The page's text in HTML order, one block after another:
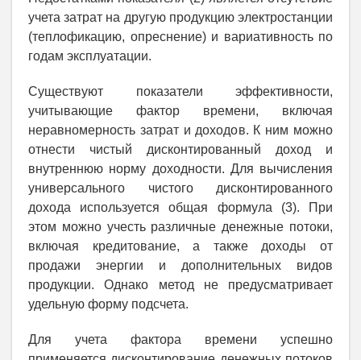
учета затрат на другую продукцию электростанции
(теплофикацию, опреснение) и вариативность по
годам эксплуатации.
Существуют показатели эффективности,
учитывающие фактор времени, включая
неравномерность затрат и доходов. К ним можно
отнести чистый дисконтированный доход и
внутреннюю норму доходности. Для вычисления
универсального чистого дисконтированного
дохода используется общая формула (3). При
этом можно учесть различные денежные потоки,
включая кредитование, а также доходы от
продажи энергии и дополнительных видов
продукции. Однако метод не предусматривает
удельную форму подсчета.
Для учета фактора времени успешно